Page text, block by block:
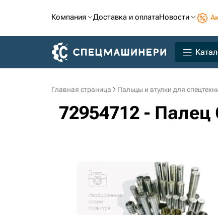
Компания Доставка и оплатаНовости
Главная страница Пальцы и втулки для
72954712 - Палец